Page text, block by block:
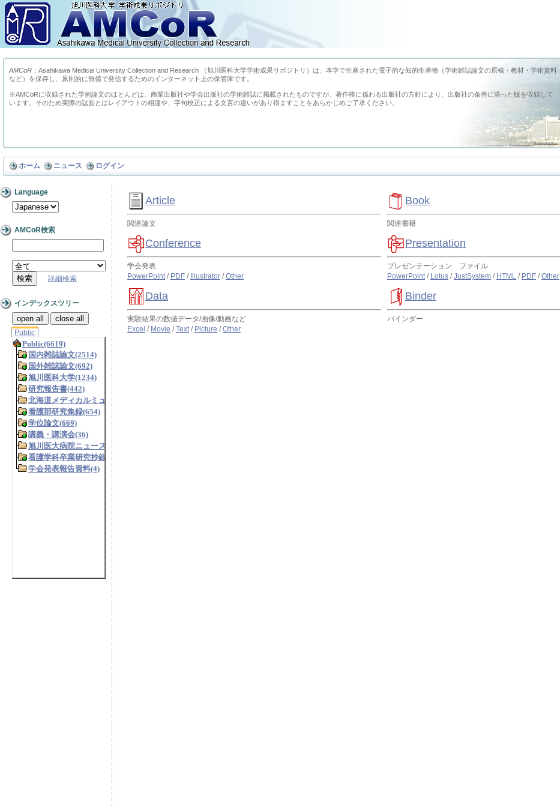
AMCoR ：Asahikawa Medical University Collection and Research （旭川医科大学学術成果リポジトリ）は、本学で生産された電子的な知的生産物（学術雑誌論文の原稿・教材・学術資料
など）を保存し、原則的に無償で発信するためのインターネット上の保管庫です。
※AMCoRに収録された学術論文のほとんどは、商業出版社や学会出版社の学術雑誌に掲載されたものですが、著作権に係わる出版社の方針により、出版社の条件に添った版を収録して
います。そのため実際の誌面とはレイアウトの相違や、字句校正による文言の違いがあり得ますことをあらかじめご了承ください。
ホーム ニュース ログイン
Language
AMCoR検索
詳細検索
インデックスツリー
open all close all
Public
Article
関連論文
Book
関連書籍
Conference
学会発表
PowerPoint/ PDF / Illustrator /Other
Presentation
プレゼンテーション ファイル
PowerPoint/ Lotus /JustSystem / HTML / PDF /Other
Data
実験結果の数値データ/画像/動画など
Excel / Movie /Text/ Picture /Other
Binder
バインダー